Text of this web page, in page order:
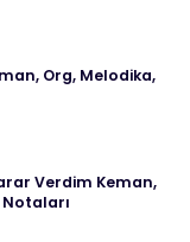
Org, Melodika,
Verdim Keman,